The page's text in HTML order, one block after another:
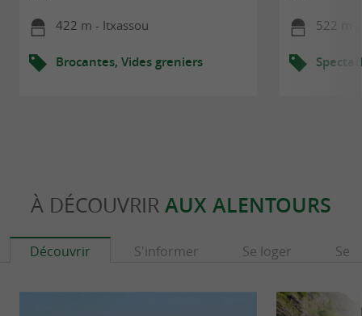
422 m - Itxassou
Brocantes, Vides greniers
522 m
À DÉCOUVRIR AUX ALENTOURS
Découvrir S'informer Se loger Se